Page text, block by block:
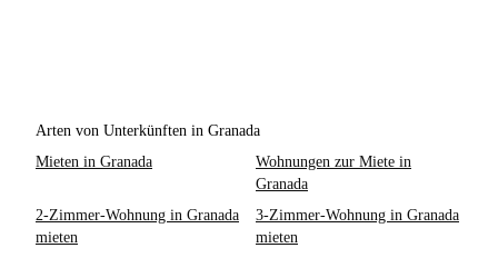
Arten von Unterkünften in Granada
Mieten in Granada
Wohnungen zur Miete in
Granada
2-Zimmer-Wohnung in Granada
mieten
3-Zimmer-Wohnung in Granada
mieten